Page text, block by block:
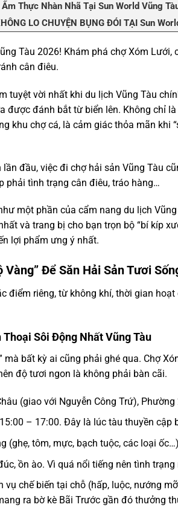
Thực Nhàn Nhã Tại Sun World Vũng
LO CHUYỆN BỤNG ĐÓI TẠI Sun
Tàu 2026! Khám phá chợ Xóm
cân điêu.
tuyệt vời nhất khi du lịch Vũng Tàu
được đánh bắt từ biển lên. Không chỉ
khu chợ cá, là cảm giác thỏa mãn khi
đầu, việc đi chợ hải sản Vũng Tàu
phải tình trạng cân điêu, tráo hàng…
một phần của cẩm nang du lịch Vũng
và trang bị cho bạn trọn bộ “bí kíp
lợi phẩm ưng ý nhất.
Vàng” Để Săn Hải Sản Tươi
điểm riêng, từ không khí, thời gian
Sôi Động Nhất Vũng Tàu
mà bất kỳ ai cũng phải ghé qua. Chợ
độ tươi ngon là không phải bàn cãi.
(giao với Nguyễn Công Trứ), Phường
15:00 – 17:00. Đây là lúc tàu thuyền cập
(ghẹ, tôm, mực, bạch tuộc, các loại
ồn ào. Vì quá nổi tiếng nên tình
vụ chế biến tại chỗ (hấp, luộc, nướng
ra bờ kè Bãi Trước gần đó thưởng